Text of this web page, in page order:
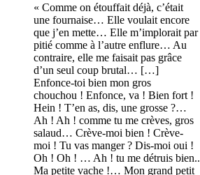
« Comme on étouffait déjà, c’était
une fournaise… Elle voulait encore
que j’en mette… Elle m’implorait par
pitié comme à l’autre enflure… Au
contraire, elle me faisait pas grâce
d’un seul coup brutal… […]
Enfonce-toi bien mon gros
chouchou ! Enfonce, va ! Bien fort !
Hein ! T’en as, dis, une grosse ?…
Ah ! Ah ! comme tu me crèves, gros
salaud… Crève-moi bien ! Crève-
moi ! Tu vas manger ? Dis-moi oui !
Oh ! Oh ! … Ah ! tu me détruis bien..
Ma petite vache !… Mon grand petit